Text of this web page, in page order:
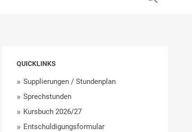
QUICKLINKS
Supplierungen / Stundenplan
Sprechstunden
Kursbuch 2026/27
Entschuldigungsformular